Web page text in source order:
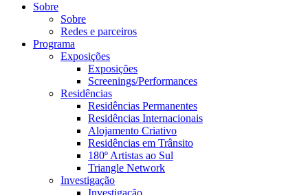
Sobre
Sobre
Redes e parceiros
Programa
Exposições
Exposições
Screenings/Performances
Residências
Residências Permanentes
Residências Internacionais
Alojamento Criativo
Residências em Trânsito
180º Artistas ao Sul
Triangle Network
Investigação
Investigação